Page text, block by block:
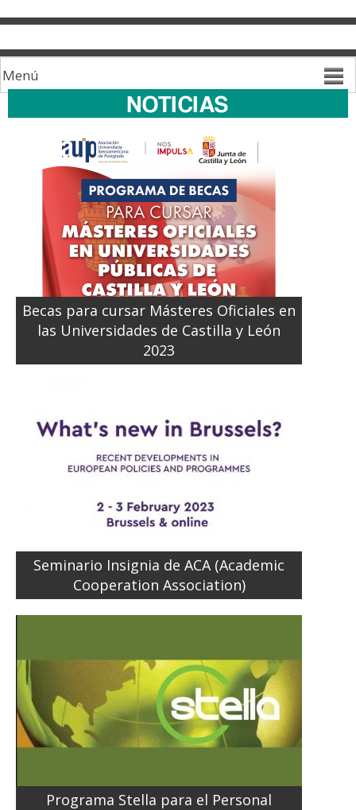
Inicio NOTICIAS
Becas para cursar Másteres Oficiales en
las Universidades de Castilla y León
2023
Seminario Insignia de ACA (Academic
Cooperation Association)
Programa Stella para el Personal